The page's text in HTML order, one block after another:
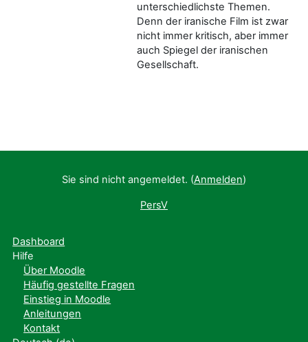
unterschiedlichste Themen.
Denn der iranische Film ist zwar
nicht immer kritisch, aber immer
auch Spiegel der iranischen
Gesellschaft.
Sie sind nicht angemeldet. (Anmelden)
PersV
Dashboard
Hilfe
Über Moodle
Häufig gestellte Fragen
Einstieg in Moodle
Anleitungen
Kontakt